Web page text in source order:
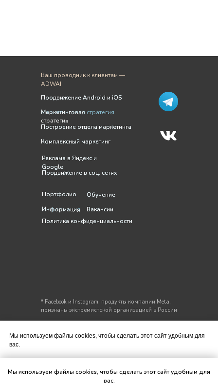
Мы используем файлы cookies, чтобы сделать этот сайт удобным для
вас.
Подтвердить
Мы используем файлы cookies, чтобы сделать этот сайт удобным для
вас.
Продвижение в соц. сетях
Комплексный маркетинг
Реклама в Яндекс и
Google
Построение отдела маркетинга
Портфолио
Обучение
Информация
Вакансии
Ваш проводник к клиентам —
ADWAI
Политика конфиденциальности
Продвижение в соц. сетях
Комплексный маркетинг
Реклама в Яндекс и
Google
Построение отдела маркетинга
Портфолио Обучение
Информация
Вакансии
Политика конфиденциальности
Продвижение Android и iOS
Маркетинговая стратегия
Продвижение Android и iOS
Маркетинговая
стратегия
* Facebook и Instagram, продукты компании Meta,
признаны экстремистской организацией в России